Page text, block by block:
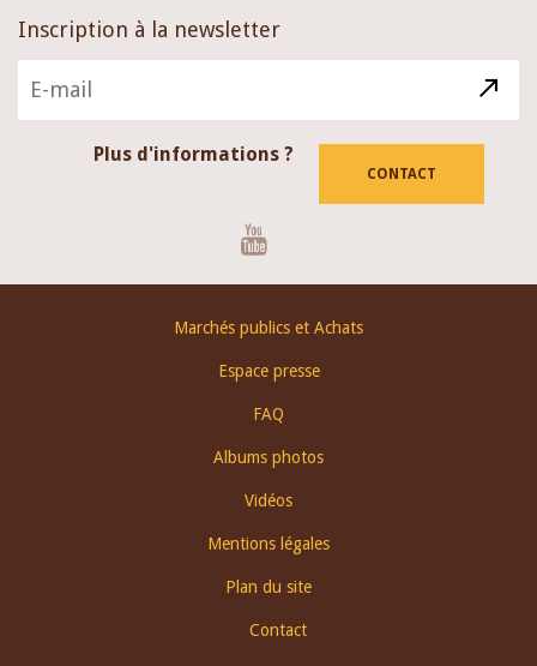
Inscription à la newsletter
Plus d'informations ?
CONTACT
Marchés publics et Achats
Espace presse
FAQ
Albums photos
Vidéos
Mentions légales
Plan du site
Contact